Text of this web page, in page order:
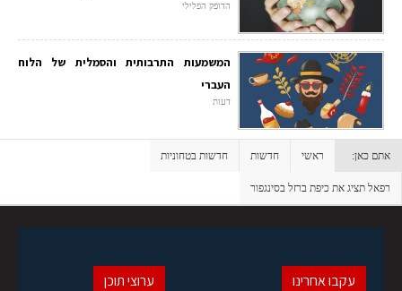
הדופק הפלילי
המשמעות התרבותית והסמלית של הלוח
העברי
דעות
אתם כאן: ראשי חדשות חדשות בטחוניות
רפאל תציג את כיפת ברזל בסינגפור
ערוצי תוכן עקבו אחרינו